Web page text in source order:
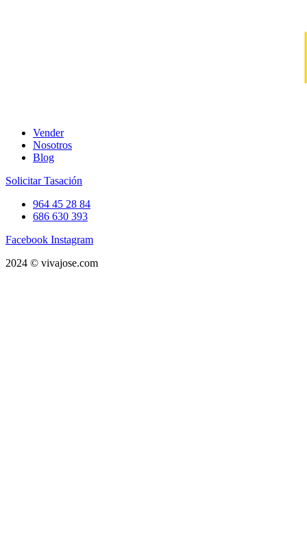
Vender
Nosotros
Blog
Solicitar Tasación
964 45 28 84
686 630 393
Facebook Instagram
2024 © vivajose.com